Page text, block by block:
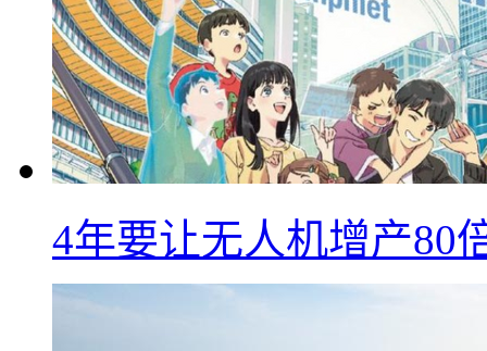
4年要让无人机增产80